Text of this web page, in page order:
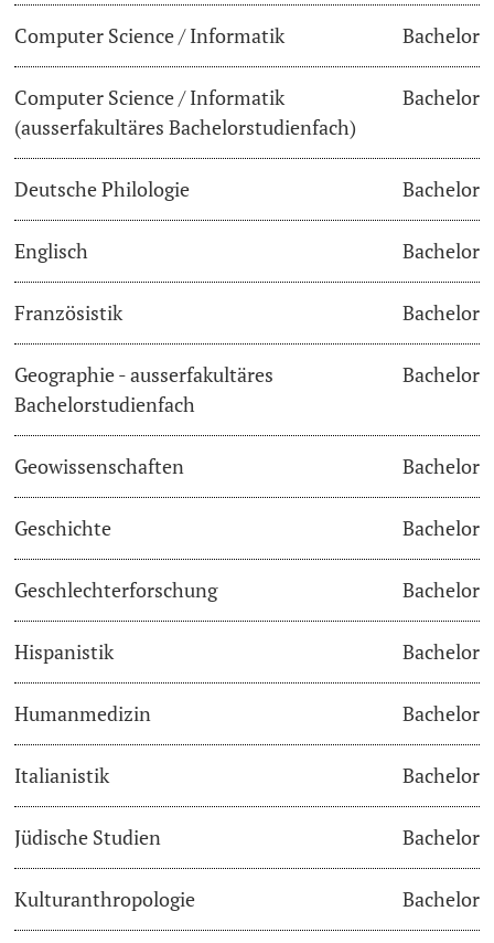
Dokumente und Verifikation
«Start Smart»-Week
Mobilität
Campus Stories
Hörerinnen/Hörer
Student Life
Beratung & Support
Studienberatung
Studienfinanzierung
Berufseinstieg & Laufbahnberatung
Soziales & Gesundheit
Koordinationsstelle für Geflüchtete
Beratungswegweiser
Computer Science / Informatik Bachelor
Computer Science / Informatik
(ausserfakultäres Bachelorstudienfach)
Bachelor
Deutsche Philologie Bachelor
Englisch Bachelor
Französistik Bachelor
Geographie - ausserfakultäres
Bachelorstudienfach
Bachelor
Geowissenschaften Bachelor
Geschichte Bachelor
Geschlechterforschung Bachelor
Hispanistik Bachelor
Humanmedizin Bachelor
Italianistik Bachelor
Jüdische Studien Bachelor
Kulturanthropologie Bachelor